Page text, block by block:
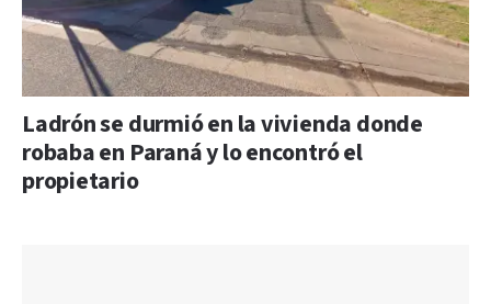
Ladrón se durmió en la vivienda donde
robaba en Paraná y lo encontró el
propietario